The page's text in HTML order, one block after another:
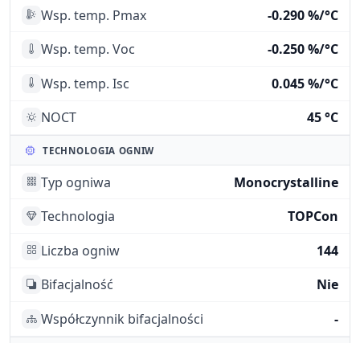
Wsp. temp. Pmax
-0.290 %/°C
Wsp. temp. Voc
-0.250 %/°C
Wsp. temp. Isc
0.045 %/°C
NOCT
45 °C
TECHNOLOGIA OGNIW
Typ ogniwa
Monocrystalline
Technologia
TOPCon
Liczba ogniw
144
Bifacjalność
Nie
Współczynnik bifacjalności
-